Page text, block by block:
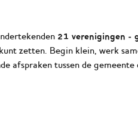
21 verenigingen -
zetten. Begin klein, werk
afspraken tussen de